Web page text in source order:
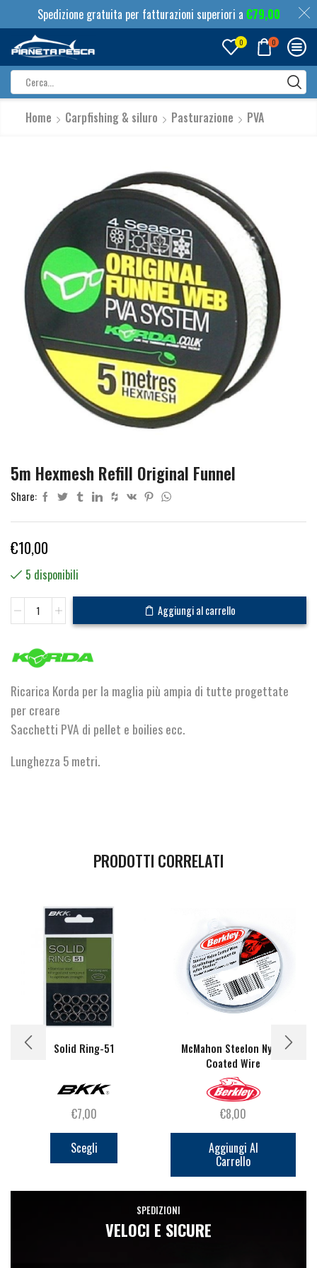
Spedizione gratuita per fatturazioni superiori a €79,00
0 0
input
Home Carpfishing & siluro Pasturazione PVA
5m Hexmesh Refill Original Funnel
Share:
€10,00
5 disponibili
Hexmesh
Original
Funnel
quantità
Aggiungi al carrello
Ricarica Korda per la maglia più ampia di tutte progettate
per creare
Sacchetti PVA di pellet e boilies ecc.
Lunghezza 5 metri.
PRODOTTI CORRELATI
Solid Ring-51
€7,00
Scegli
Questo
ha
opzioni
McMahon Steelon Nylon
Coated Wire
€8,00
Aggiungi Al
Carrello
SPEDIZIONI
VELOCI E SICURE